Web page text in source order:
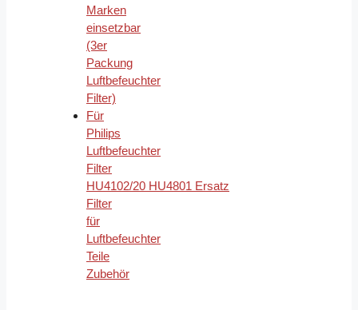
Marken
einsetzbar
(3er
Packung
Luftbefeuchter
Filter)
Für
Philips
Luftbefeuchter
Filter
HU4102/20 HU4801 Ersatz
Filter
für
Luftbefeuchter
Teile
Zubehör